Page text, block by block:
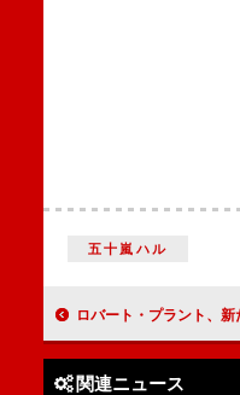
五十嵐ハル
ロバート・プラント、新たなバンドを従
関連ニュース